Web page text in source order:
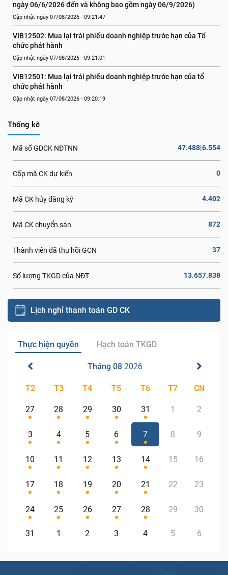
ngày 06/6/2026 đến và không bao gồm ngày 06/9/2026)
Cập nhật ngày 07/08/2026 - 09:21:47
VIB12502: Mua lại trái phiếu doanh nghiệp trước hạn của Tổ
chức phát hành
Cập nhật ngày 07/08/2026 - 09:21:01
VIB12501: Mua lại trái phiếu doanh nghiệp trước hạn của tổ
chức phát hành
Cập nhật ngày 07/08/2026 - 09:20:19
Thống kê
Mã số GDCK NĐTNN 47.488|6.554
Cấp mã CK dự kiến 0
Mã CK hủy đăng ký 4.402
Mã CK chuyển sàn 872
Thành viên đã thu hồi GCN 37
Số lượng TKGD của NĐT 13.657.838
Lịch nghỉ thanh toán GD CK
Thực hiện quyền Hạch toán TKGD
Tháng 08 2026
T2 T3 T4 T5 T6 T7 CN
27 28 29 30 31 1 2
3 4 5 6 7 8 9
10 11 12 13 14 15 16
17 18 19 20 21 22 23
24 25 26 27 28 29 30
31 1 2 3 4 5 6